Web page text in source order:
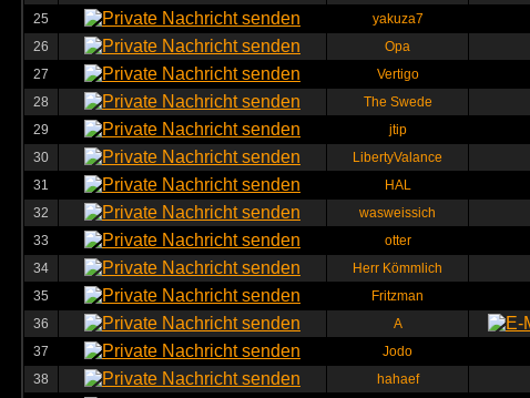
25
yakuza7
26
Opa
27
Vertigo
28
The Swede
29
jtip
30
LibertyValance
31
HAL
32
wasweissich
33
otter
34
Herr Kömmlich
35
Fritzman
36
A
37
Jodo
38
hahaef